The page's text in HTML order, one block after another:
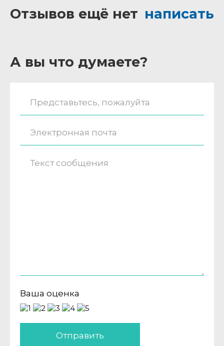
Отзывов ещё нет написать
А вы что думаете?
Ваша оценка
Отправить